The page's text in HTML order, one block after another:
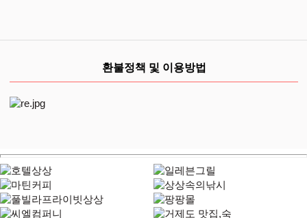
환불정책 및 이용방법